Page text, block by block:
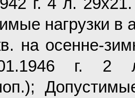
нагрузки в
на осенне-
г. 2